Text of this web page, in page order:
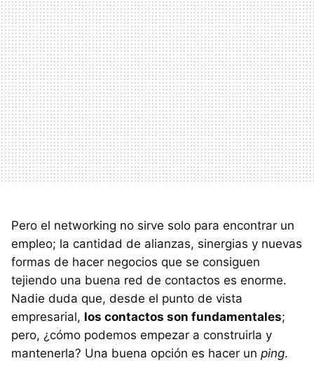
Pero el networking no sirve solo para encontrar un
empleo; la cantidad de alianzas, sinergias y nuevas
formas de hacer negocios que se consiguen
tejiendo una buena red de contactos es enorme.
Nadie duda que, desde el punto de vista
empresarial, los contactos son fundamentales;
pero, ¿cómo podemos empezar a construirla y
mantenerla? Una buena opción es hacer un ping.